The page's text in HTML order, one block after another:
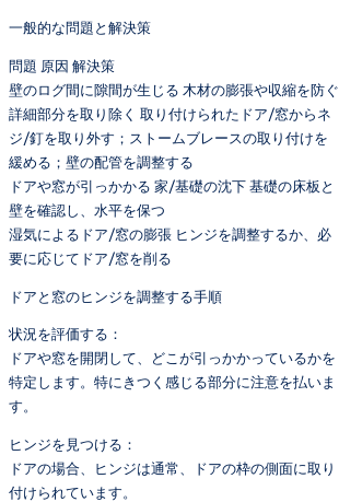
一般的な問題と解決策
問題 原因 解決策
壁のログ間に隙間が生じる 木材の膨張や収縮を防ぐ
詳細部分を取り除く 取り付けられたドア/窓からネ
ジ/釘を取り外す；ストームブレースの取り付けを
緩める；壁の配管を調整する
ドアや窓が引っかかる 家/基礎の沈下 基礎の床板と
壁を確認し、水平を保つ
湿気によるドア/窓の膨張 ヒンジを調整するか、必
要に応じてドア/窓を削る
ドアと窓のヒンジを調整する手順
状況を評価する：
ドアや窓を開閉して、どこが引っかかっているかを
特定します。特にきつく感じる部分に注意を払いま
す。
ヒンジを見つける：
ドアの場合、ヒンジは通常、ドアの枠の側面に取り
付けられています。